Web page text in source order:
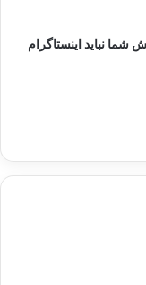
نباید اینستاگرام